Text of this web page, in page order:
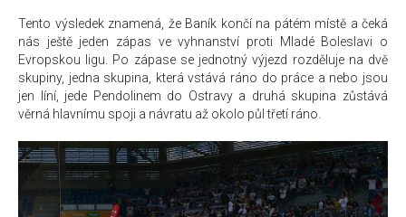
Tento výsledek znamená, že Baník končí na pátém místě a čeká
nás ještě jeden zápas ve vyhnanství proti Mladé Boleslavi o
Evropskou ligu. Po zápase se jednotný výjezd rozděluje na dvě
skupiny, jedna skupina, která vstává ráno do práce a nebo jsou
jen líní, jede Pendolinem do Ostravy a druhá skupina zůstává
věrná hlavnímu spoji a návratu až okolo půl třetí ráno.